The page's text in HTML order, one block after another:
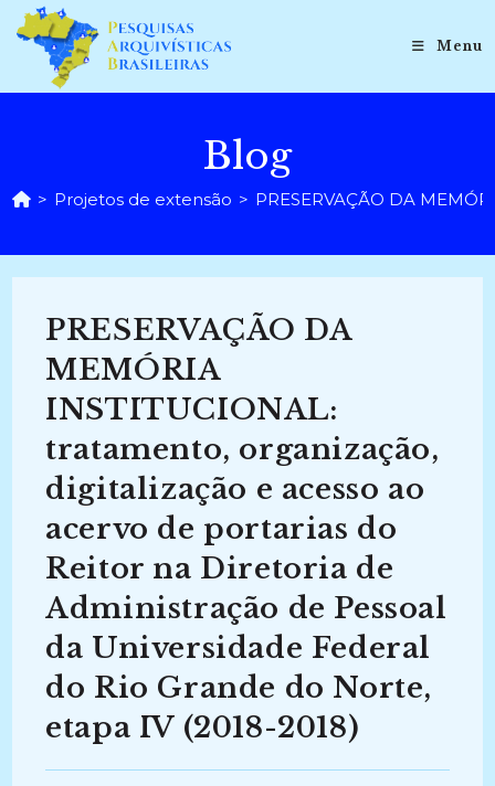
para
conteúdo
Menu
Blog
> Projetos de extensão > PRESERVAÇÃO DA
PRESERVAÇÃO DA
MEMÓRIA
INSTITUCIONAL:
tratamento, organização,
digitalização e acesso ao
acervo de portarias do
Reitor na Diretoria de
Administração de Pessoal
da Universidade Federal
do Rio Grande do Norte,
etapa IV (2018-2018)